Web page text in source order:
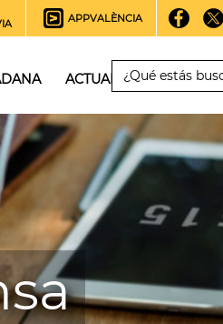
APPVALÈNCIA
ACTUALIDAD